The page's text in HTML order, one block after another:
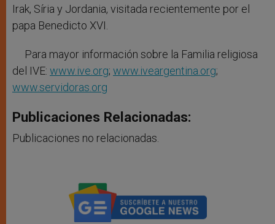
Irak, Síria y Jordania, visitada recientemente por el
papa Benedicto XVI.
Para mayor información sobre la Familia religiosa
del IVE: www.ive.org; www.iveargentina.org;
www.servidoras.org
Publicaciones Relacionadas:
Publicaciones no relacionadas.